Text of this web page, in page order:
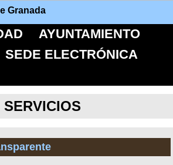
Granada
AYUNTAMIENTO
SEDE ELECTRÓNICA
SERVICIOS